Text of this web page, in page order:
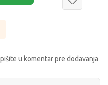
u komentar pre dodavanja